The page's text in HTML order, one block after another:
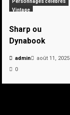
Personnages célèbres
Vintage
Sharp ou
Dynabook
admin
août 11, 2025
0